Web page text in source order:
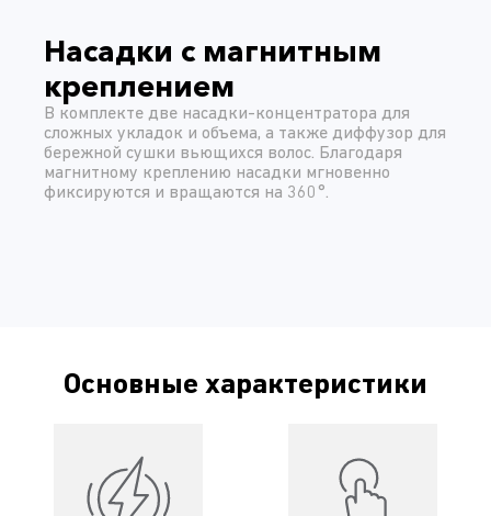
Насадки с магнитным
креплением
В комплекте две насадки-концентратора для
сложных укладок и объема, а также диффузор для
бережной сушки вьющихся волос. Благодаря
магнитному креплению насадки мгновенно
фиксируются и вращаются на 360°.
Основные характеристики